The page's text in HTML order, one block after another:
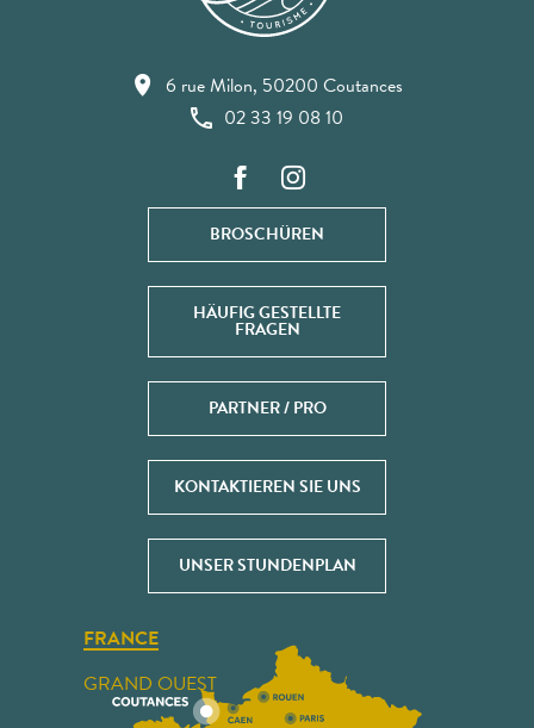
6 rue Milon, 50200 Coutances
02 33 19 08 10
BROSCHÜREN
HÄUFIG GESTELLTE
FRAGEN
PARTNER / PRO
KONTAKTIEREN SIE UNS
UNSER STUNDENPLAN
FRANCE
GRAND OUEST